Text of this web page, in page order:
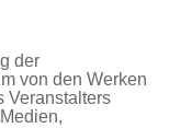
der
von den Werken
Veranstalters